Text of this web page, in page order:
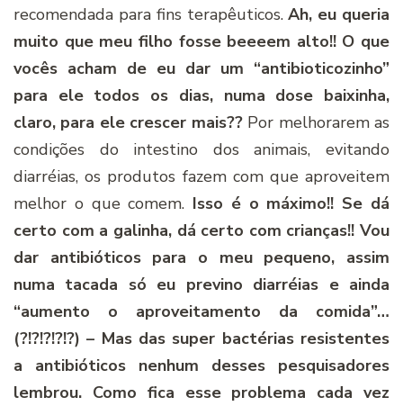
recomendada para fins terapêuticos.Ah, eu queria
muito que meu filho fosse beeeem alto!! O que
vocês acham de eu dar um “antibioticozinho”
para ele todos os dias, numa dose baixinha,
claro, para ele crescer mais??Por melhorarem as
condições do intestino dos animais, evitando
diarréias, os produtos fazem com que aproveitem
melhor o que comem. Isso é o máximo!! Se dá
certo com a galinha, dá certo com crianças!! Vou
dar antibióticos para o meu pequeno, assim
numa tacada só eu previno diarréias e ainda
“aumento o aproveitamento da comida”…
(?!?!?!?!?) – Mas das super bactérias resistentes
a antibióticos nenhum desses pesquisadores
lembrou. Como fica esse problema cada vez